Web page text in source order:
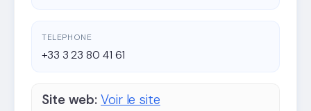
TELEPHONE
+33 3 23 80 41 61
Site web: Voir le site